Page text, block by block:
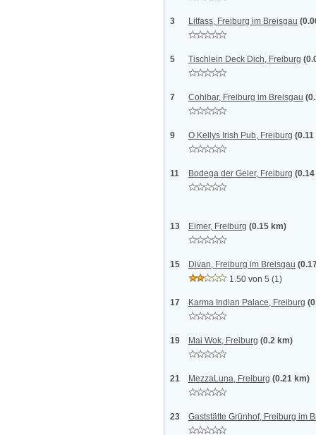
3 Litfass, Freiburg im Breisgau
5 Tischlein Deck Dich, Freiburg
7 Cohibar, Freiburg im Breisgau
9 O Kellys Irish Pub, Freiburg
11 Bodega der Geier, Freiburg
13 Eimer, Freiburg (0.15 km)
15 Divan, Freiburg im Breisgau
1.50 von 5 (1)
17 Karma Indian Palace, Freiburg
19 Mai Wok, Freiburg (0.2 km)
21 MezzaLuna, Freiburg (0.21 km)
23 Gaststätte Grünhof, Freiburg im